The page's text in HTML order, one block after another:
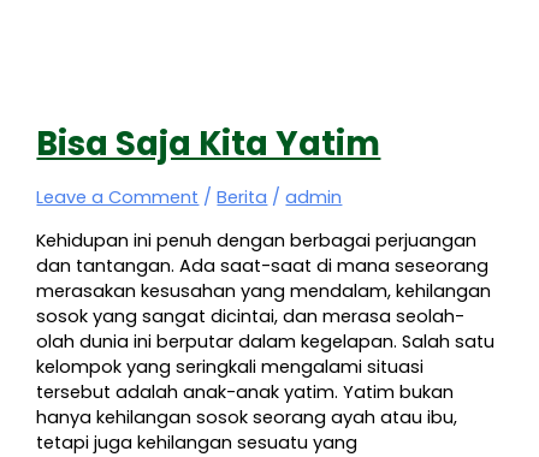
Bisa Saja Kita Yatim
Leave a Comment /Berita /admin
Kehidupan ini penuh dengan berbagai perjuangan
dan tantangan. Ada saat-saat di mana seseorang
merasakan kesusahan yang mendalam, kehilangan
sosok yang sangat dicintai, dan merasa seolah-
olah dunia ini berputar dalam kegelapan. Salah satu
kelompok yang seringkali mengalami situasi
tersebut adalah anak-anak yatim. Yatim bukan
hanya kehilangan sosok seorang ayah atau ibu,
tetapi juga kehilangan sesuatu yang